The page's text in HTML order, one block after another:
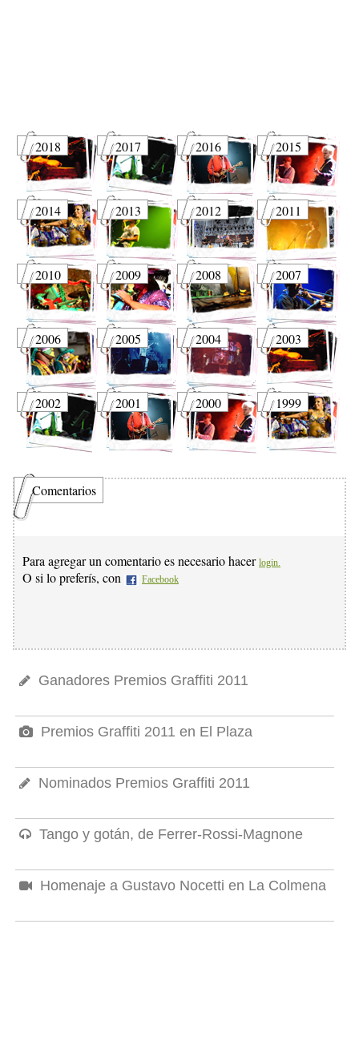
2018 2017 2016 2015
2014 2013 2012 2011
2010 2009 2008 2007
2006 2005 2004 2003
2002 2001 2000 1999
Comentarios
Para agregar un comentario es necesario hacer login.
O si lo preferís, con Facebook
Ganadores Premios Graffiti 2011
Premios Graffiti 2011 en El Plaza
Nominados Premios Graffiti 2011
Tango y gotán, de Ferrer-Rossi-Magnone
Homenaje a Gustavo Nocetti en La Colmena